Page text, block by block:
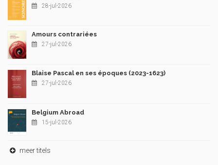
28-jul-2026
Amours contrariées
27-jul-2026
Blaise Pascal en ses époques (2023-1623)
27-jul-2026
Belgium Abroad
15-jul-2026
meer titels